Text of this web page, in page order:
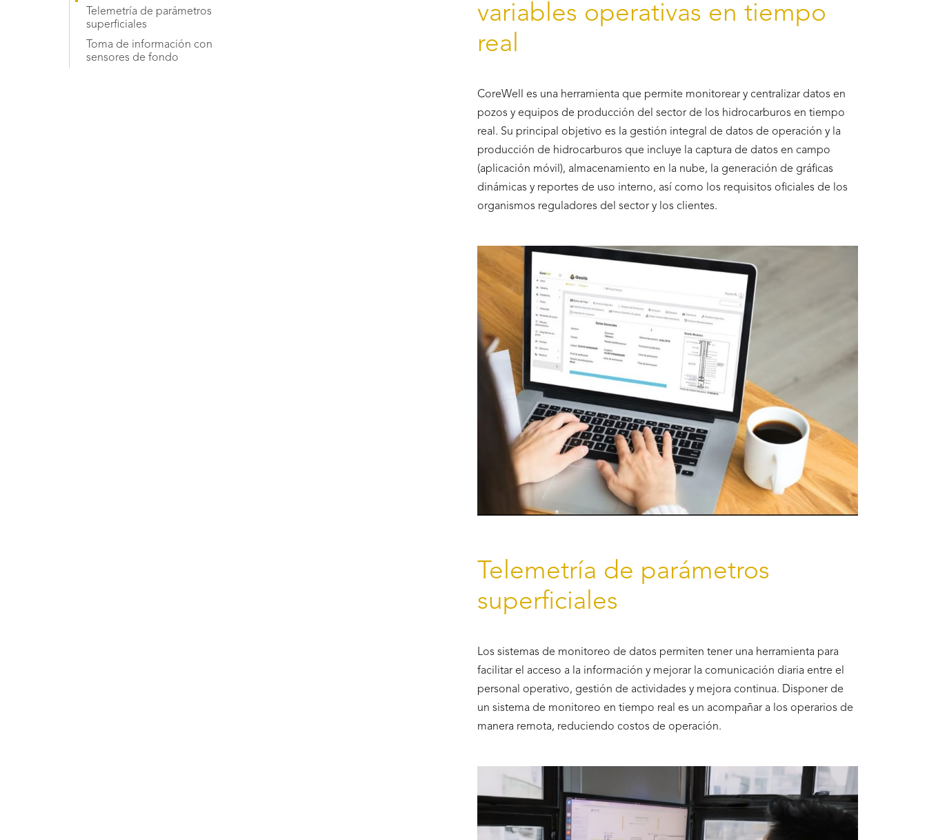
Telemetría de parámetros
superficiales
Toma de información con
sensores de fondo
variables operativas en tiempo
real
CoreWell es una herramienta que permite monitorear y centralizar datos en
pozos y equipos de producción del sector de los hidrocarburos en tiempo
real. Su principal objetivo es la gestión integral de datos de operación y la
producción de hidrocarburos que incluye la captura de datos en campo
(aplicación móvil), almacenamiento en la nube, la generación de gráficas
dinámicas y reportes de uso interno, así como los requisitos oficiales de los
organismos reguladores del sector y los clientes.
Telemetría de parámetros
superficiales
Los sistemas de monitoreo de datos permiten tener una herramienta para
facilitar el acceso a la información y mejorar la comunicación diaria entre el
personal operativo, gestión de actividades y mejora continua. Disponer de
un sistema de monitoreo en tiempo real es un acompañar a los operarios de
manera remota, reduciendo costos de operación.